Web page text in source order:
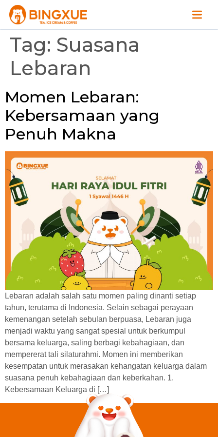
Tag: Suasana
Lebaran
Momen Lebaran:
Kebersamaan yang
Penuh Makna
Lebaran adalah salah satu momen paling dinanti setiap
tahun, terutama di Indonesia. Selain sebagai perayaan
kemenangan setelah sebulan berpuasa, Lebaran juga
menjadi waktu yang sangat spesial untuk berkumpul
bersama keluarga, saling berbagi kebahagiaan, dan
mempererat tali silaturahmi. Momen ini memberikan
kesempatan untuk merasakan kehangatan keluarga dalam
suasana penuh kebahagiaan dan keberkahan. 1.
Kebersamaan Keluarga di […]